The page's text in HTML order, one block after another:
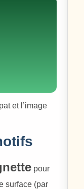
et l’image
pour
surface (par